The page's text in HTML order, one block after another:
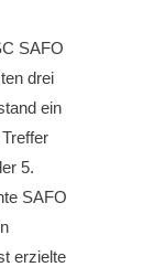
SAFO
drei
ein
5.
SAFO
erzielte